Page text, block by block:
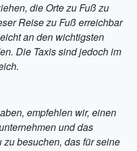
die Orte zu Fuß zu
Reise zu Fuß erreichbar
an den wichtigsten
Die Taxis sind jedoch im
empfehlen wir, einen
und das
besuchen, das für seine